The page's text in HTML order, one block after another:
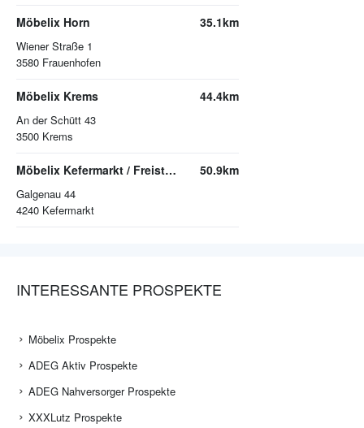
Möbelix Horn
Wiener Straße 1
3580 Frauenhofen
35.1km
Möbelix Krems
An der Schütt 43
3500 Krems
44.4km
Möbelix Kefermarkt / Freistadt
Galgenau 44
4240 Kefermarkt
50.9km
INTERESSANTE PROSPEKTE
Möbelix Prospekte
ADEG Aktiv Prospekte
ADEG Nahversorger Prospekte
XXXLutz Prospekte